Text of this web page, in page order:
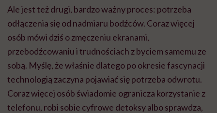
Ale jest też drugi, bardzo ważny proces: potrzeba
odłączenia się od nadmiaru bodźców. Coraz więcej
osób mówi dziś o zmęczeniu ekranami,
przebodźcowaniu i trudnościach z byciem samemu ze
sobą. Myślę, że właśnie dlatego po okresie fascynacji
technologią zaczyna pojawiać się potrzeba odwrotu.
Coraz więcej osób świadomie ogranicza korzystanie z
telefonu, robi sobie cyfrowe detoksy albo sprawdza,